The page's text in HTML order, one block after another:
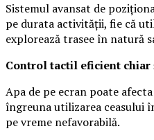
Sistemul avansat de
pe durata activității, fie că
explorează trasee în natură
Control tactil eficient
Apa de pe ecran poate
îngreuna utilizarea ceasului
pe vreme nefavorabilă.